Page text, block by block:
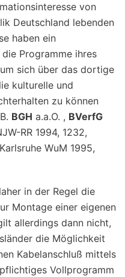
von
Deutschland lebenden
haben ein
Programme ihres
sich über das dortige
kulturelle und
zu können
BGH a.a.O. , BVerfG
RR 1994, 1232,
WuM 1995,
in der Regel die
Montage einer eigenen
allerdings dann nicht,
die Möglichkeit
Kabelanschluß mittels
Vollprogramm